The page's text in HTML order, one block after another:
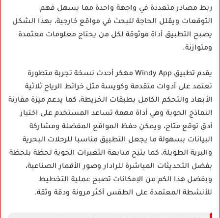
ربط مصادر متعددة في واجهة واحدة مما يسهل فهم
التوقعات ويقلل الحاجة للبحث في مواقع خارجية، بهذا الشكل
يصبح التطبيق أداة موثوقة لكل من يحتاج معلومات معتمدة
ومتوازنة.
يقدم تطبيق Windy App مهكر أحدث نسخة تجربة متطورة
تعتمد على أدوات متقدمة وكويسة مثل خرائط الرياح ثلاثية
الأبعاد والتحكم الكامل بطبقات الخريطة، كما يدعم ميزة مقارنة
النماذج الجوية وهي أداة مهمة تساعد المستخدم على اختيار
أدق توقع متاح، ويمكن حفظ المواقع المفضلة ومشاركة
البيانات بسهولة ما يجعل التطبيق مناسبا للرحلات البحرية
والبرية الطويلة، كما يتيح متابعة التغيرات الجوية لحظة بلحظة
بفضل التحديثات المباشرة للرادار وصور الأقمار الصناعية،
وبفضل هذا الكم من الإمكانات تصبح عملية التخطيط
للأنشطة المعتمدة على الطقس أكثر مرونة ودقة وثقة.